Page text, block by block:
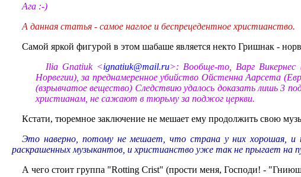
Ага :-)
А данная статья - самое наглое и беспрецедентное христианство.
Самой яркой фигурой в этом шабаше является некто Гришнак -
Ilia Gnatiuk <ignatiuk@mail.ru>: Вообще-то, Варг
Норвегии), за преднамеренное убийство Ойстенна Аарсета
(взрывчатое вещество) Следствию удалось доказать лишь 3
христианам, не сажают в тюрьму за поджог церкви.
Кстати, тюремное заключение не мешает ему продолжить свою
Это наверно, потому не мешает, что страна у них хорошая, и
раскрашенных музыкантов, и христианство уже так не прыгает на
А чего стоит группа "Rotting Crist" (прости меня, Господи! -